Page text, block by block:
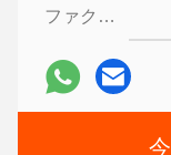
ファクシミリ: